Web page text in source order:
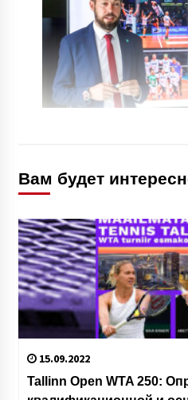
Вам будет
15.09.2022
Tallinn Open WTA 250: